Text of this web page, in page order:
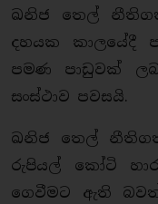
ඛනිජ තෙල්
දහයක කාලයේදී
පමණ පාඩුවක්
සංස්ථාව පවසයි.
ඛනිජ තෙල් නීතිගත
රුපියල් කෝටි
ගෙවීමට ඇති